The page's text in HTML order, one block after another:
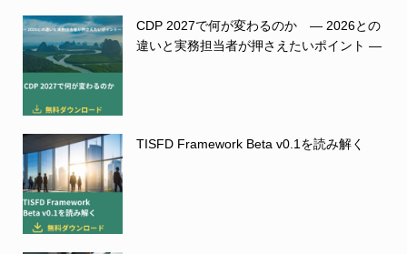
CDP 2027で何が変わるのか ― 2026との
違いと実務担当者が押さえたいポイント ―
TISFD Framework Beta v0.1を読み解く